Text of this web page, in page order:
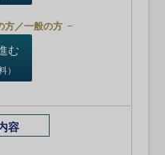
方／一般の方
む
）
容